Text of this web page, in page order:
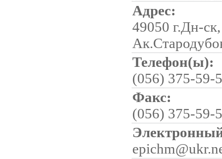
Адрес:
49050 г.Дн-
Телефон(ы):
(056) 375-59-
Факс:
(056) 375-59-